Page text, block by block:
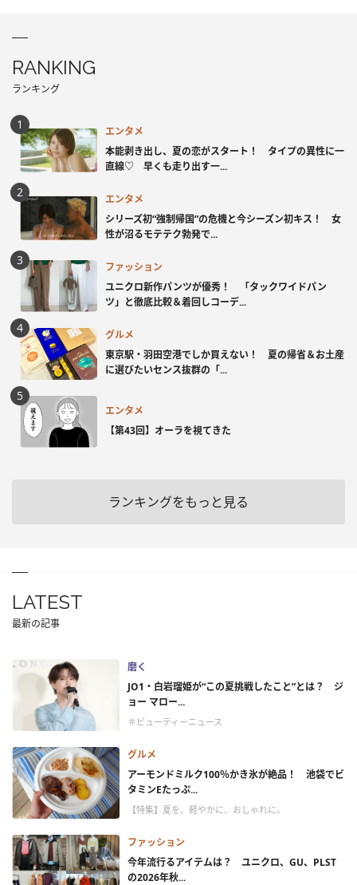
RANKING
ランキング
エンタメ
本能剥き出し、夏の恋がスタート！ タイプの異性に一
直線♡ 早くも走り出す一...
エンタメ
シリーズ初“強制帰国”の危機と今シーズン初キス！ 女
性が沼るモテテク勃発で...
ファッション
ユニクロ新作パンツが優秀！ 「タックワイドパン
ツ」と徹底比較＆着回しコーデ...
グルメ
東京駅・羽田空港でしか買えない！ 夏の帰省＆お土産
に選びたいセンス抜群の「...
エンタメ
【第43回】オーラを視てきた
ランキングをもっと見る
LATEST
最新の記事
磨く
JO1・白岩瑠姫が“この夏挑戦したこと”とは？ ジ
ョー マロー...
＃ビューティーニュース
グルメ
アーモンドミルク100％かき氷が絶品！ 池袋でビ
タミンEたっぷ...
【特集】夏を、軽やかに、おしゃれに。
ファッション
今年流行るアイテムは？ ユニクロ、GU、PLST
の2026年秋...